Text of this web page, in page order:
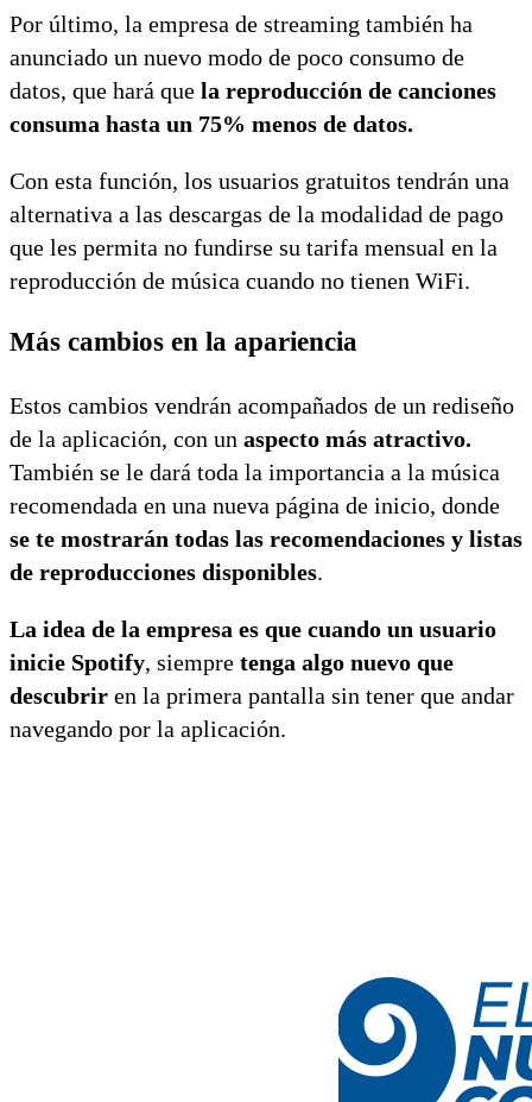
Por último, la empresa de streaming también ha
anunciado un nuevo modo de poco consumo de
datos, que hará que la reproducción de canciones
consuma hasta un 75% menos de datos.
Con esta función, los usuarios gratuitos tendrán una
alternativa a las descargas de la modalidad de pago
que les permita no fundirse su tarifa mensual en la
reproducción de música cuando no tienen WiFi.
Más cambios en la apariencia
Estos cambios vendrán acompañados de un rediseño
de la aplicación, con un aspecto más atractivo.
También se le dará toda la importancia a la música
recomendada en una nueva página de inicio, donde
se te mostrarán todas las recomendaciones y listas
de reproducciones disponibles.
La idea de la empresa es que cuando un usuario
inicie Spotify, siempre tenga algo nuevo que
descubrir en la primera pantalla sin tener que andar
navegando por la aplicación.